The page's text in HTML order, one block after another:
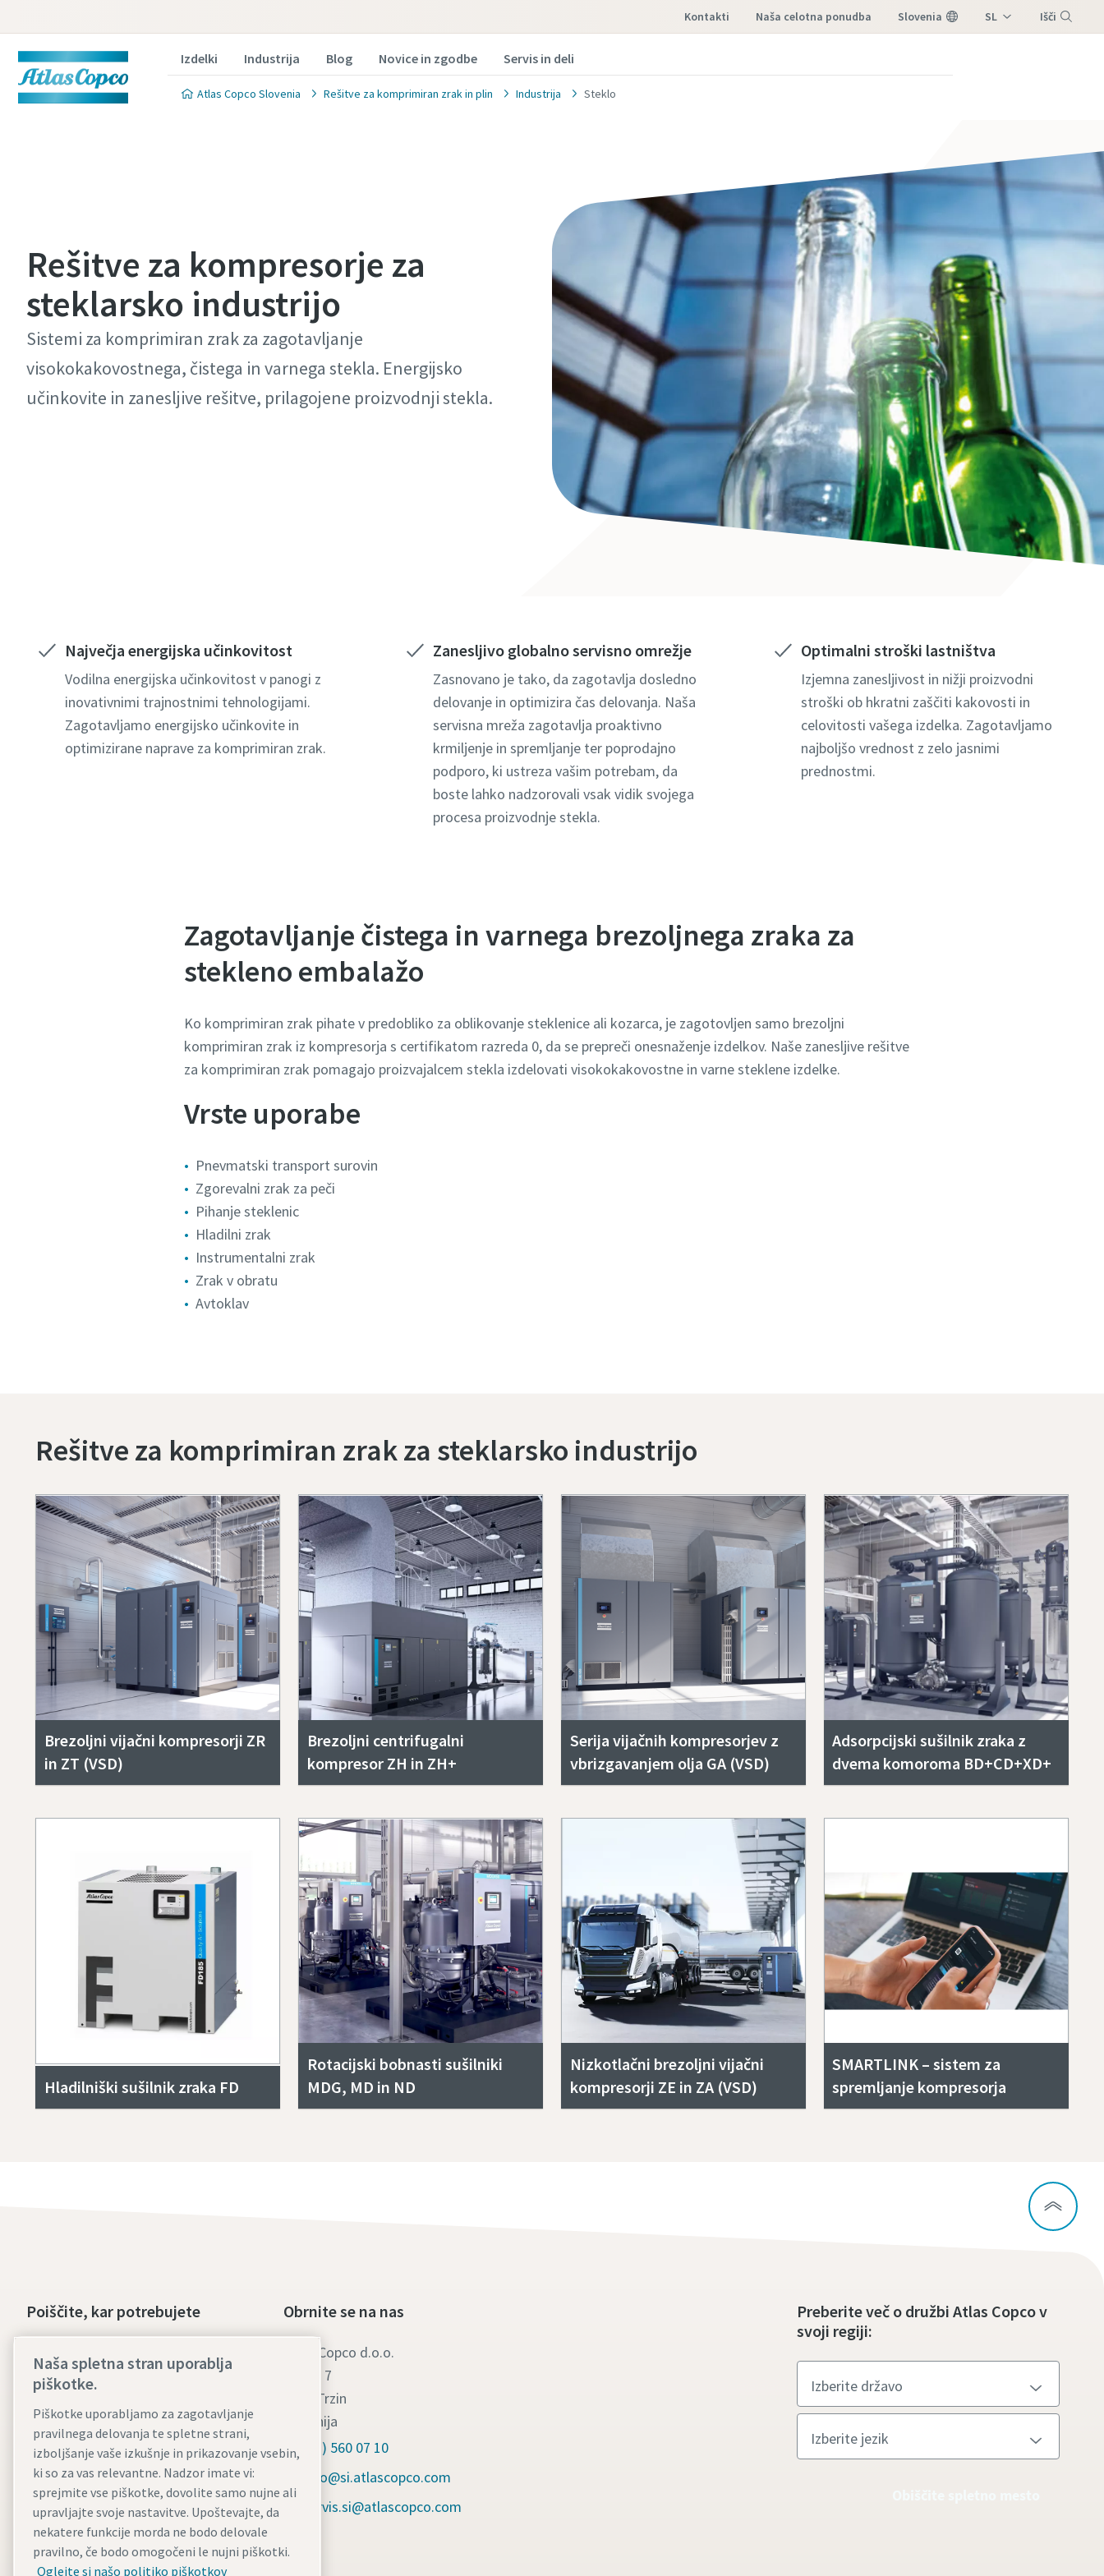
Kontakti naša celotna ponudba Slovenia SL Išči
Izdelki Industrija Blog Novice in zgodbe Servis in deli
Atlas Copco Slovenia Rešitve za komprimiran zrak in plin Industrija Steklo
Rešitve za kompresorje za
steklarsko industrijo
Sistemi za komprimiran zrak za zagotavljanje
visokokakovostnega, čistega in varnega stekla. Energijsko
učinkovite in zanesljive rešitve, prilagojene proizvodnji stekla.
Največja energijska učinkovitost
Vodilna energijska učinkovitost v panogi z
inovativnimi trajnostnimi tehnologijami.
Zagotavljamo energijsko učinkovite in
optimizirane naprave za komprimiran zrak.
Zanesljivo globalno servisno omrežje
Zasnovano je tako, da zagotavlja dosledno
delovanje in optimizira čas delovanja. Naša
servisna mreža zagotavlja proaktivno
krmiljenje in spremljanje ter poprodajno
podporo, ki ustreza vašim potrebam, da
boste lahko nadzorovali vsak vidik svojega
procesa proizvodnje stekla.
Optimalni stroški lastništva
Izjemna zanesljivost in nižji proizvodni
stroški ob hkratni zaščiti kakovosti in
celovitosti vašega izdelka. Zagotavljamo
najboljšo vrednost z zelo jasnimi
prednostmi.
Zagotavljanje čistega in varnega brezoljnega zraka za
stekleno embalažo
Ko komprimiran zrak pihate v predobliko za oblikovanje steklenice ali kozarca, je zagotovljen samo brezoljni
komprimiran zrak iz kompresorja s certifikatom razreda 0, da se prepreči onesnaženje izdelkov. Naše zanesljive rešitve
za komprimiran zrak pomagajo proizvajalcem stekla izdelovati visokokakovostne in varne steklene izdelke.
Vrste uporabe
Pnevmatski transport surovin
Zgorevalni zrak za peči
Pihanje steklenic
Hladilni zrak
Instrumentalni zrak
Zrak v obratu
Avtoklav
Rešitve za komprimiran zrak za steklarsko industrijo
Brezoljni vijačni kompresorji ZR
in ZT (VSD)
Brezoljni centrifugalni
kompresor ZH in ZH+
Serija vijačnih kompresorjev z
vbrizgavanjem olja GA (VSD)
Adsorpcijski sušilnik zraka z
dvema komoroma BD+CD+XD+
Hladilniški sušilnik zraka FD
Rotacijski bobnasti sušilniki
MDG, MD in ND
Nizkotlačni brezoljni vijačni
kompresorji ZE in ZA (VSD)
SMARTLINK – sistem za
spremljanje kompresorja
Poiščite, kar potrebujete
Kompresorji z vbrizgavanjem olja
Deli in servis za kompresorje
Članki o komprimiranem zraku
Blog o kompresorjih
Rešitve za komprimiran zrak
Poslovni dokumenti
Varnostni listi
Obrnite se na nas
Atlas Copco d.o.o.
Peske 7
1236 Trzin
Slovenija
(01) 560 07 10
info@si.atlascopco.com
servis.si@atlascopco.com
Preberite več o družbi Atlas Copco v
svoji regiji:
Naša spletna stran uporablja
piškotke.
Piškotke uporabljamo za zagotavljanje
pravilnega delovanja te spletne strani,
izboljšanje vaše izkušnje in prikazovanje vsebin,
ki so za vas relevantne. Nadzor imate vi:
sprejmite vse piškotke, dovolite samo nujne ali
upravljajte svoje nastavitve. Upoštevajte, da
nekatere funkcije morda ne bodo delovale
pravilno, če bodo omogočeni le nujni piškotki.
Oglejte si našo politiko piškotkov